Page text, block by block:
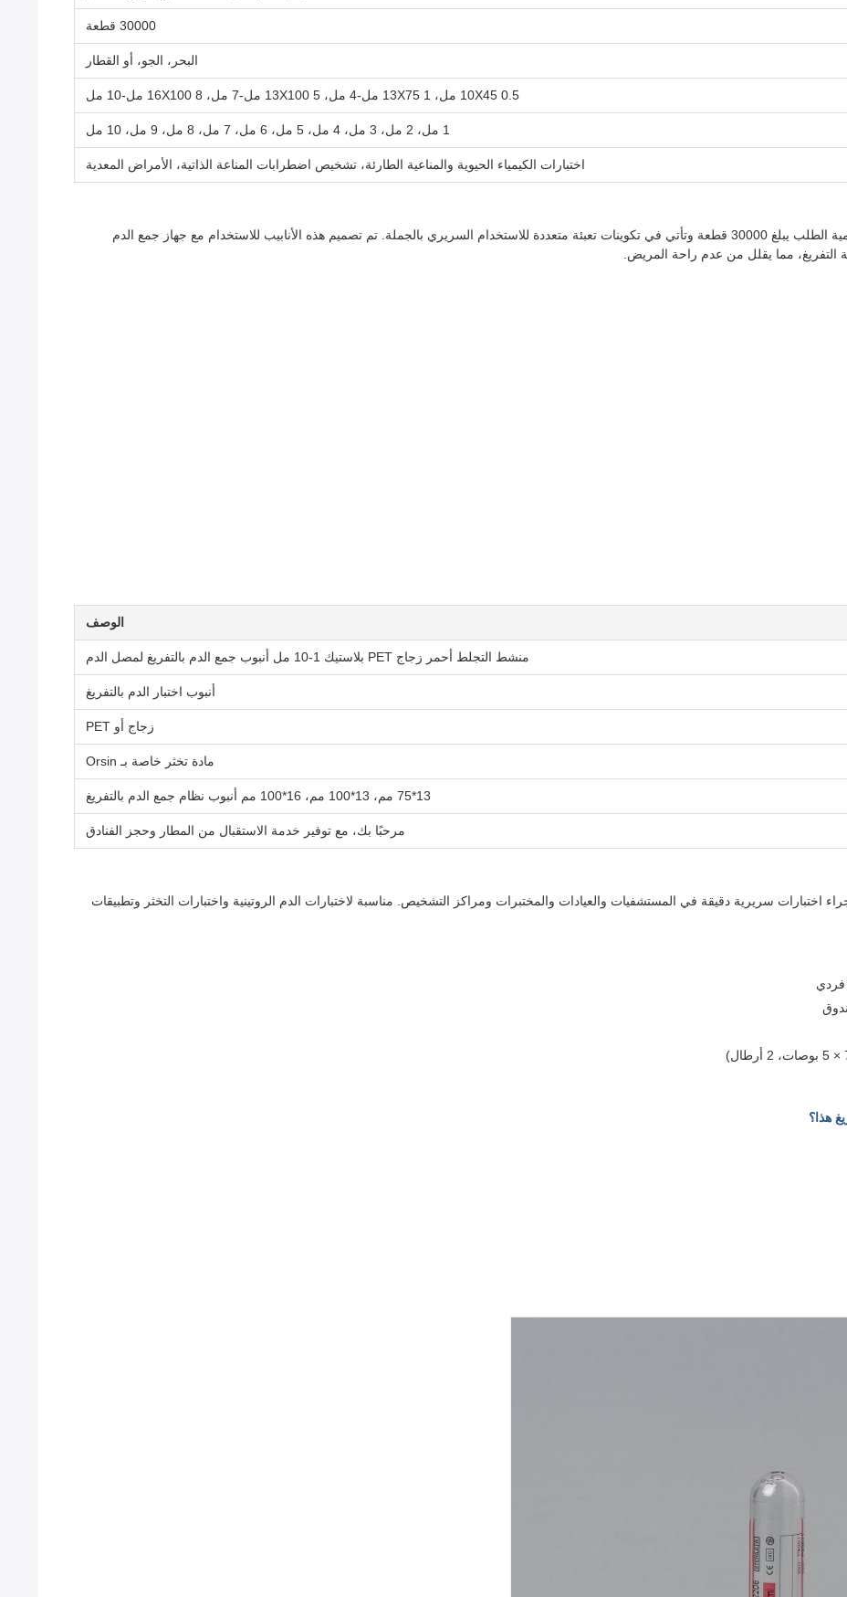
30000 قطعة
البحر، الجو، أو القطار
10X45 0.5 مل، 13X75 1 مل-4 مل، 13X100 5 مل-7 مل، 16X100 8 مل-10 مل
1 مل، 2 مل، 3 مل، 4 مل، 5 مل، 6 مل، 7 مل، 8 مل، 9 مل، 10 مل
اختبارات الكيمياء الحيوية والمناعية الطارئة، تشخيص اضطرابات المناعة الذاتية، الأمراض المعدية
مجموعة أنابيب جمع الدم بالتفريغ لدينا لديها حد أدنى لكمية الطلب يبلغ 30000 قطعة وتأتي في تكوينات تعبئة متعددة للاستخدام السريري بالجملة. تم تصميم هذه الأنابيب للاستخدام مع جهاز جمع الدم
الوصف
منشط التجلط أحمر زجاج PET بلاستيك 1-10 مل أنبوب جمع الدم بالتفريغ لمصل الدم
أنبوب اختبار الدم بالتفريغ
زجاج أو PET
مادة تخثر خاصة بـ Orsin
13*75 مم، 13*100 مم، 16*100 مم أنبوب نظام جمع الدم بالتفريغ
مرحبًا بك، مع توفير خدمة الاستقبال من المطار وحجز الفنادق
اختبارات سريرية دقيقة في المستشفيات والعيادات والمختبرات ومراكز التشخيص. مناسبة لاختبارات الدم الروتينية واختبارات التخثر وتطبيقات
فردي
هذا؟